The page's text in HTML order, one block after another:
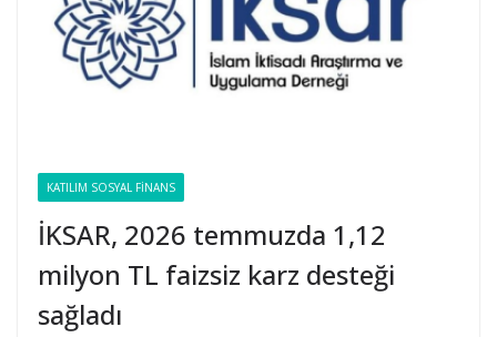
KATILIM SOSYAL FINANS
İKSAR, 2026 temmuzda 1,12
milyon TL faizsiz karz desteği
sağladı